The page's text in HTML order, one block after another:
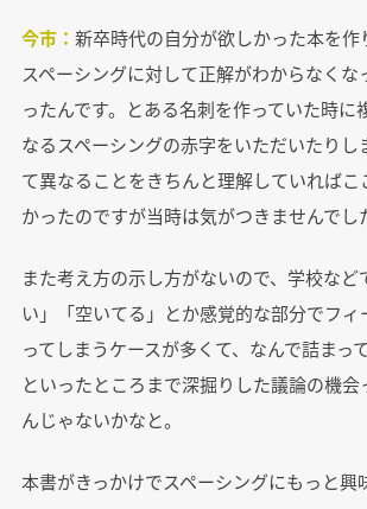
今市： 新卒時代の自分が欲しかった本を作
スペーシングに対して正解がわからなくな
ったんです。とある名刺を作っていた時に
なるスペーシングの赤字をいただいたりし
て異なることをきちんと理解していればこ
かったのですが当時は気がつきませんでし
また考え方の示し方がないので、学校など
い」「空いてる」とか感覚的な部分でフ
ってしまうケースが多くて、なんで詰まっ
といったところまで深掘りした議論の機会
んじゃないかなと。
本書がきっかけでスペーシングにもっと興